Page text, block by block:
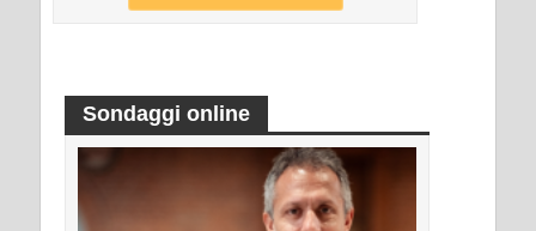
Sondaggi online